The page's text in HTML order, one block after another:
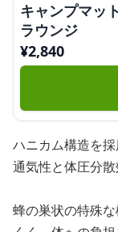
キャンプマッ
ラウンジ
¥2,840
ハニカム構造を
通気性と体圧分散
蜂の巣状の特殊